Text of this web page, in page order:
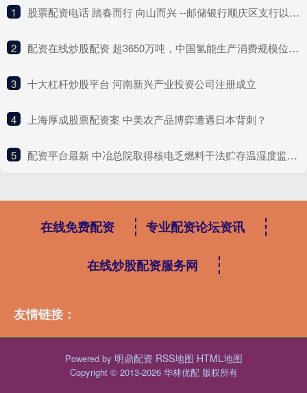
1 ​股票配资电话 踏春而行 向山而兴 --邮储银行顺庆区支行以金融活水润泽乡村沃土
2 ​配资在线炒股配资 超3650万吨，中国氢能生产消费规模位列世界第一位
3 ​十大杠杆炒股平台 河南新兴产业投资公司注册成立
4 ​上海厚成股票配资案 中美农产品博弈遭遇日本背刺？
5 ​配资平台最新 中冶总院取得核电乏燃料干法贮存温湿度监测相关专利
在线免费配资 专业配资论坛资讯
在线炒股配资服务网
友情链接：
Powered by 明鼎配资 RSS地图 HTML地图
Copyright © 2013-2026 华林优配 版权所有